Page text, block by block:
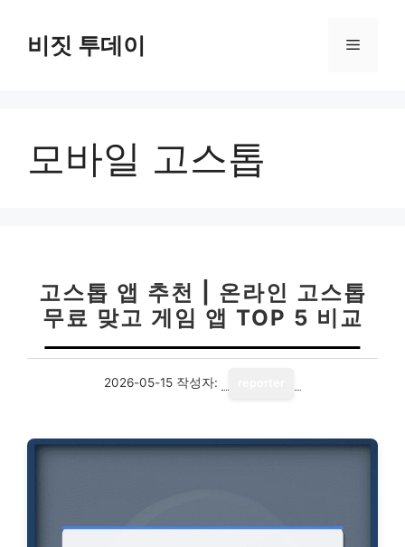
비짓 투데이 메
모바일 고스톱
고스톱 앱 추천 | 온라인 고스톱
무료 맞고 게임 앱 TOP 5 비교
2026-05-15 작성자: